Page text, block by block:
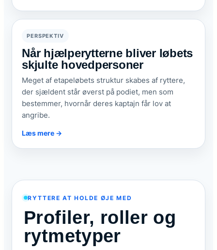
PERSPEKTIV
Når hjælperytterne bliver løbets
skjulte hovedpersoner
Meget af etapeløbets struktur skabes af ryttere,
der sjældent står øverst på podiet, men som
bestemmer, hvornår deres kaptajn får lov at
angribe.
Læs mere →
RYTTERE AT HOLDE ØJE MED
Profiler, roller og
rytmetyper